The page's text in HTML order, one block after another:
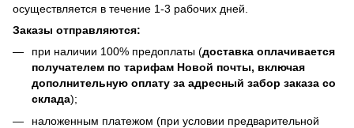
осуществляется в течение 1-3 рабочих дней.
Заказы отправляются:
при наличии 100% предоплаты (доставка оплачивается
получателем по тарифам Новой почты, включая
дополнительную оплату за адресный забор заказа со
склада);
наложенным платежом (при условии предварительной